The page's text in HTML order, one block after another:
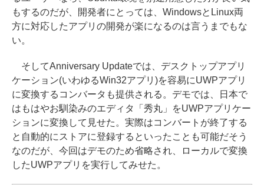
もするのだが、開発者にとっては、WindowsとLinux両
方に対応したアプリの開発が楽になるのは言うまでもな
い。
そしてAnniversary Updateでは、デスクトップアプリ
ケーション(いわゆるWin32アプリ)を容易にUWPアプリ
に変換するコンバータも提供される。デモでは、日本で
はもはやお馴染みのエディタ「秀丸」をUWPアプリケー
ションに変換して見せた。実際はコンバートが終了する
と自動的にストアに登録するといったことも可能だそう
なのだが、今回はデモのため省略され、ローカルで変換
したUWPアプリを実行してみせた。